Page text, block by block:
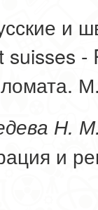
и
Н.
и